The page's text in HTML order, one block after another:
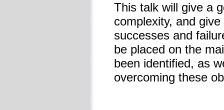
This talk will give a
complexity, and
successes and
be placed on the
been identified, as
overcoming these